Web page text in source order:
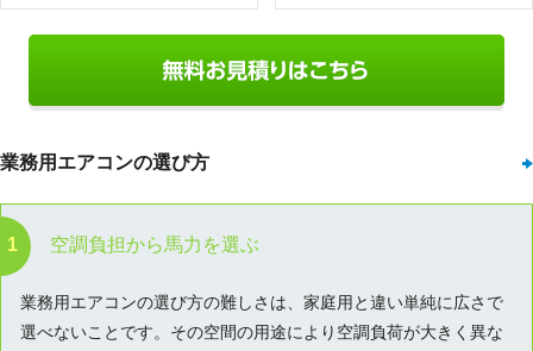
業務用エアコンの選び方
空調負担から馬力を選ぶ
業務用エアコンの選び方の難しさは、家庭用と違い単純に広さで
選べないことです。その空間の用途により空調負荷が大きく異な